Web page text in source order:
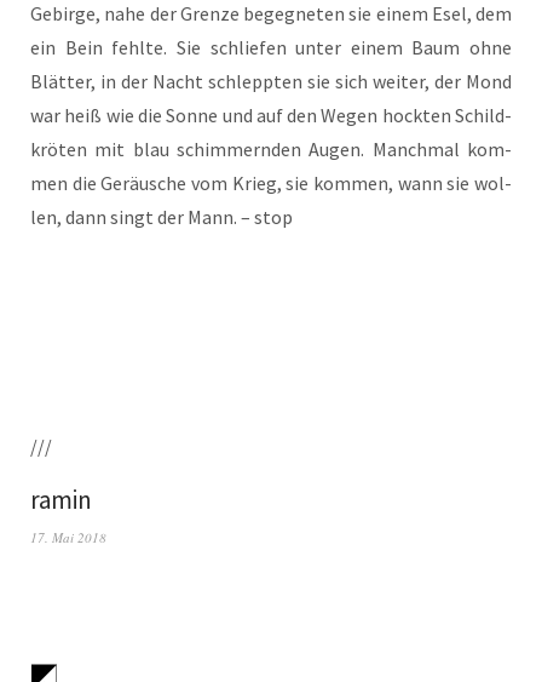
Gebir­ge, nahe der Gren­ze begeg­ne­ten sie einem Esel, dem
ein Bein fehl­te. Sie schlie­fen unter einem Baum ohne
Blät­ter, in der Nacht schlepp­ten sie sich wei­ter, der Mond
war heiß wie die Son­ne und auf den Wegen hock­ten Schild­
krö­ten mit blau schim­mern­den Augen. Manch­mal kom­
men die Geräu­sche vom Krieg, sie kom­men, wann sie wol­
len, dann singt der Mann. – stop
///
ramin
17. Mai 2018